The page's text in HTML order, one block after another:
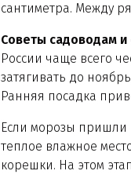
сантиметра. Между
Советы садоводам
России чаще всего
затягивать до
Ранняя посадка
Если морозы пришли
теплое влажное
корешки. На этом